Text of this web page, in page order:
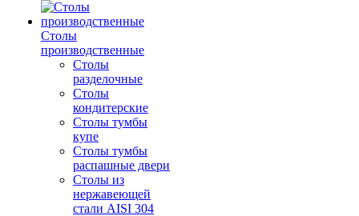
Столы
производственные
Столы
разделочные
Столы
кондитерские
Столы тумбы
купе
Столы тумбы
распашные двери
Столы из
нержавеющей
стали AISI 304